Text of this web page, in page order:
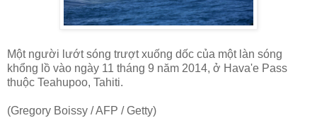
Một người lướt sóng trượt xuống dốc của một làn sóng
khổng lồ vào ngày 11 tháng 9 năm 2014, ở Hava'e Pass
thuộc Teahupoo, Tahiti.
(Gregory Boissy / AFP / Getty)